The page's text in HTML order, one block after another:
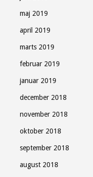
maj 2019
april 2019
marts 2019
februar 2019
januar 2019
december 2018
november 2018
oktober 2018
september 2018
august 2018